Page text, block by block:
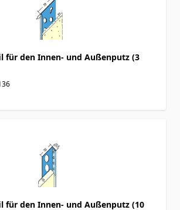
für den Innen- und Außenputz (3
für den Innen- und Außenputz (10